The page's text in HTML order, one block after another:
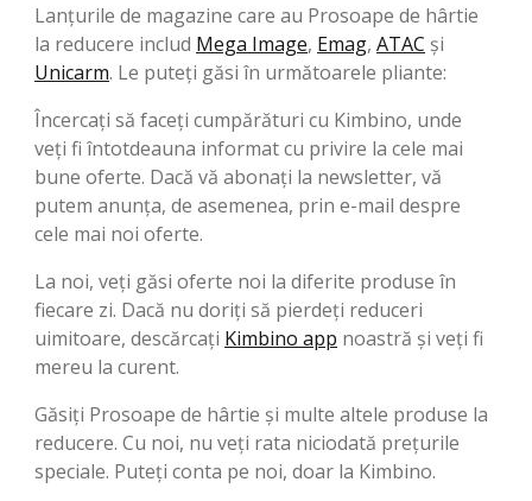
Lanțurile de magazine care au Prosoape de hârtie
la reducere includ Mega Image, Emag, ATAC şi
Unicarm. Le puteți găsi în următoarele pliante:
Încercați să faceți cumpărături cu Kimbino, unde
veți fi întotdeauna informat cu privire la cele mai
bune oferte. Dacă vă abonați la newsletter, vă
putem anunța, de asemenea, prin e-mail despre
cele mai noi oferte.
La noi, veți găsi oferte noi la diferite produse în
fiecare zi. Dacă nu doriți să pierdeți reduceri
uimitoare, descărcați Kimbino app noastră și veți fi
mereu la curent.
Găsiți Prosoape de hârtie și multe altele produse la
reducere. Cu noi, nu veți rata niciodată preţurile
speciale. Puteți conta pe noi, doar la Kimbino.